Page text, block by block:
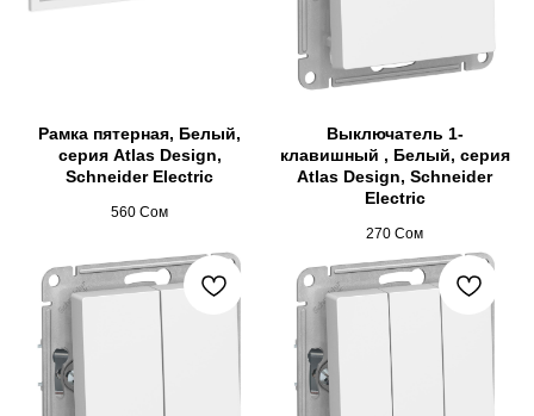
Рамка пятерная, Белый,
серия Atlas Design,
Schneider Electric
560 Сом
Выключатель 1-
клавишный , Белый, серия
Atlas Design, Schneider
Electric
270 Сом